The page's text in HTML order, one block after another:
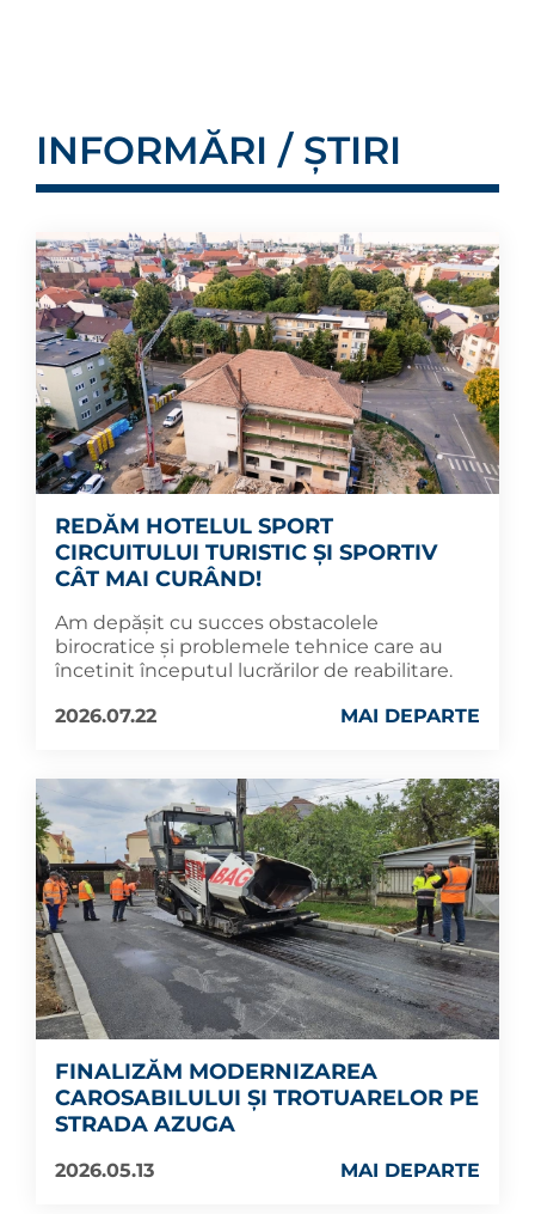
INFORMĂRI / ȘTIRI
REDĂM HOTELUL SPORT
CIRCUITULUI TURISTIC ȘI SPORTIV
CÂT MAI CURÂND!
Am depășit cu succes obstacolele
birocratice și problemele tehnice care au
încetinit începutul lucrărilor de reabilitare.
2026.07.22
MAI DEPARTE
FINALIZĂM MODERNIZAREA
CAROSABILULUI ȘI TROTUARELOR PE
STRADA AZUGA
2026.05.13 MAI DEPARTE